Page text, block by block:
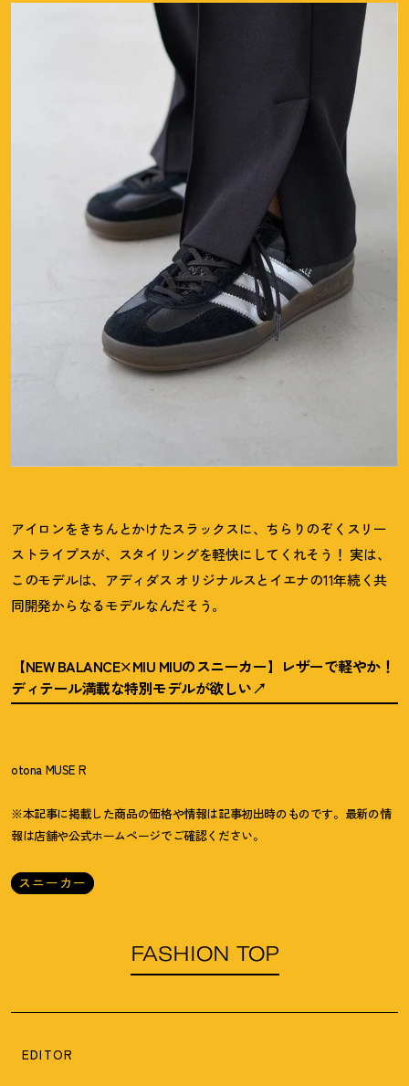
アイロンをきちんとかけたスラックスに、ちらりのぞくスリー
ストライプスが、スタイリングを軽快にしてくれそう ！ 実は、
このモデルは、アディダス オリジナルスとイエナの11年続く共
同開発からなるモデルなんだそう。
【NEW BALANCE×MIU MIUのスニーカー】レザーで軽やか！
ディテール満載な特別モデルが欲しい
otona MUSE R
※本記事に掲載した商品の価格や情報は記事初出時のものです。最新の情
報は店舗や公式ホームページでご確認ください。
スニーカー
FASHION TOP
EDITOR